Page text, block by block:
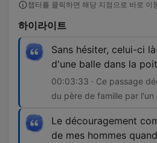
챕터를 클릭하면 해당 지점으로 바로 이
하이라이트
Sans hésiter, celui-ci
d'une balle dans la
00:03:33 · Ce passage
du père de famille par l'un
Le découragement
de mes hommes